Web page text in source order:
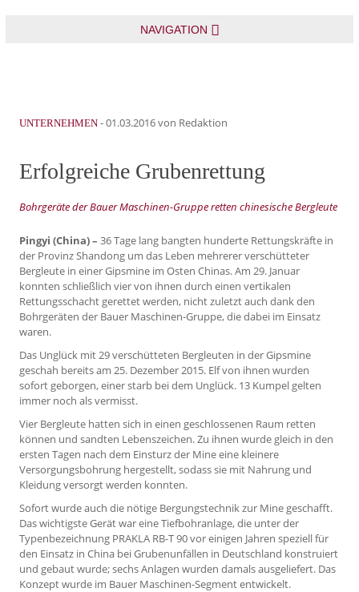
NAVIGATION
UNTERNEHMEN -01.03.2016von Redaktion
Erfolgreiche Grubenrettung
Bohrgeräte der Bauer Maschinen-Gruppe retten chinesische Bergleute
Pingyi (China) – 36 Tage lang bangten hunderte Rettungskräfte in
der Provinz Shandong um das Leben mehrerer verschütteter
Bergleute in einer Gipsmine im Osten Chinas. Am 29. Januar
konnten schließlich vier von ihnen durch einen vertikalen
Rettungsschacht gerettet werden, nicht zuletzt auch dank den
Bohrgeräten der Bauer Maschinen-Gruppe, die dabei im Einsatz
waren.
Das Unglück mit 29 verschütteten Bergleuten in der Gipsmine
geschah bereits am 25. Dezember 2015. Elf von ihnen wurden
sofort geborgen, einer starb bei dem Unglück. 13 Kumpel gelten
immer noch als vermisst.
Vier Bergleute hatten sich in einen geschlossenen Raum retten
können und sandten Lebenszeichen. Zu ihnen wurde gleich in den
ersten Tagen nach dem Einsturz der Mine eine kleinere
Versorgungsbohrung hergestellt, sodass sie mit Nahrung und
Kleidung versorgt werden konnten.
Sofort wurde auch die nötige Bergungstechnik zur Mine geschafft.
Das wichtigste Gerät war eine Tiefbohranlage, die unter der
Typenbezeichnung PRAKLA RB-T 90 vor einigen Jahren speziell für
den Einsatz in China bei Grubenunfällen in Deutschland konstruiert
und gebaut wurde; sechs Anlagen wurden damals ausgeliefert. Das
Konzept wurde im Bauer Maschinen-Segment entwickelt.